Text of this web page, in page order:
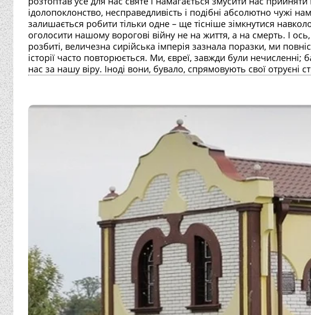
ідолопоклонство, несправедливість і подібні абсолютно чужі
залишається робити тільки одне – ще тісніше зімкнутися
оголосити нашому ворогові війну не на життя, а на смерть. І ось,
розбиті, величезна сирійська імперія зазнала поразки, ми
історії часто повторюється. Ми, євреї, завжди були нечисленні;
нас за нашу віру. Іноді вони, бувало, спрямовують свої отруєні